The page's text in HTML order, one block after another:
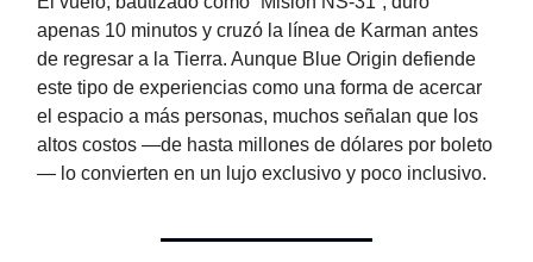
apenas 10 minutos y cruzó la línea de Karman antes
de regresar a la Tierra. Aunque Blue Origin defiende
este tipo de experiencias como una forma de acercar
el espacio a más personas, muchos señalan que los
altos costos —de hasta millones de dólares por boleto
— lo convierten en un lujo exclusivo y poco inclusivo.